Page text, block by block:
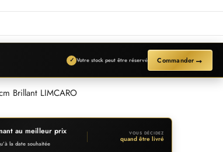
✓ Votre stock peut être réservé Commander →
Brillant LIMCARO
au meilleur prix
la date souhaitée
VOUS DÉCIDEZ
quand être livré